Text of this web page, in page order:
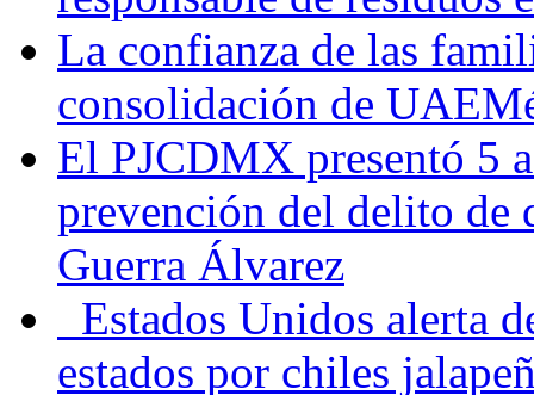
La confianza de las
consolidación de
El PJCDMX presentó 5
prevención del delito de
Guerra Álvarez
Estados Unidos alerta
estados por chiles